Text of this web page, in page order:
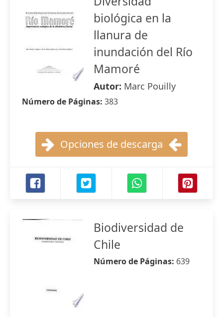
biológica en la
llanura de
inundación del Río
Mamoré
Autor: Marc Pouilly
Número de Páginas: 383
Opciones de descarga
Biodiversidad de
Chile
Número de Páginas: 639